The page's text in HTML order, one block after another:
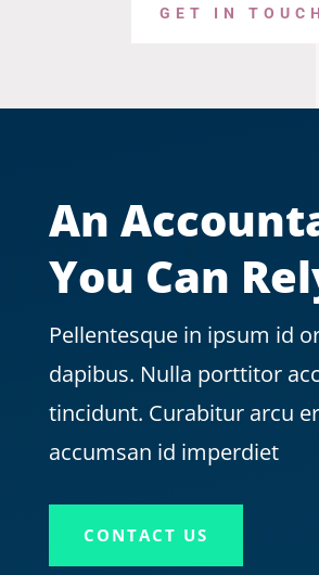
GET IN TOUCH
An
You Can
Pellentesque in ipsum id
dapibus. Nulla porttitor
tincidunt. Curabitur arcu
accumsan id imperdiet
CONTACT US